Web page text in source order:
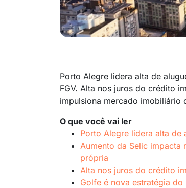
Porto Alegre lidera alta de
FGV. Alta nos juros do crédito
impulsiona mercado imobiliário
O que você vai ler
Porto Alegre lidera alta de
Aumento da Selic impacta
própria
Alta nos juros do crédito
Golfe é nova estratégia